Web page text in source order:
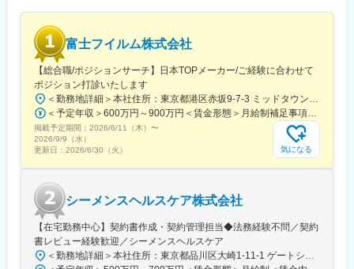
富士フイルム株式会社
【総合職/ポジションサーチ】日本TOPメーカー/ご経験に合わせて
ポジション打診いたします
掲載予定期間： 2026/6/11（木） 〜
2026/9/9（水）
更新日： 2026/6/30（火） 気になる
シーメンスヘルスケア株式会社
【在宅勤務中心】契約書作成・契約管理担当◆法務経験不問／契約
書レビュー経験歓迎／シーメンスヘルスケア